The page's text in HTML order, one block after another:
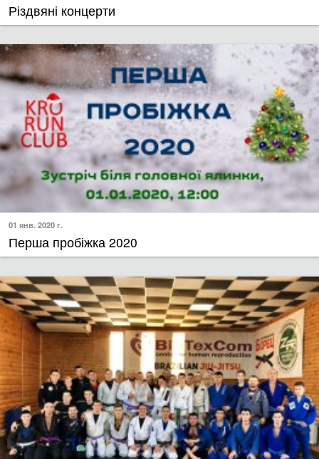
Різдвяні концерти
01 янв. 2020 г.
Перша пробіжка 2020